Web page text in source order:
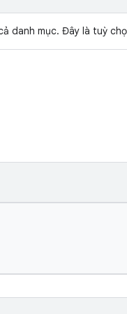
danh mục. Đây là tuỳ